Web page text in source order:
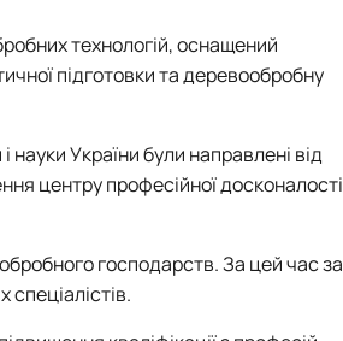
технологій, оснащений
підготовки та деревообробну
науки України були направлені від
центру професійної досконалості
господарств. За цей час за